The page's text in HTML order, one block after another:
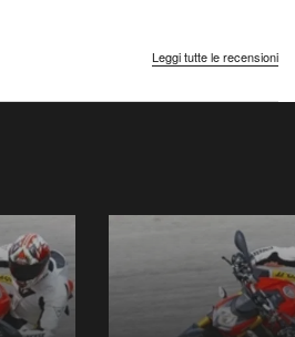
Leggi tutte le recensioni